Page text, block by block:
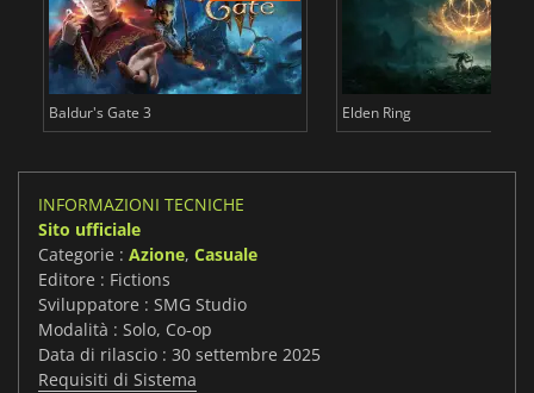
Baldur's Gate 3 Elden Ring
INFORMAZIONI TECNICHE
Sito ufficiale
Categorie : Azione, Casuale
Editore : Fictions
Sviluppatore : SMG Studio
Modalità : Solo, Co-op
Data di rilascio : 30 settembre 2025
Requisiti di Sistema